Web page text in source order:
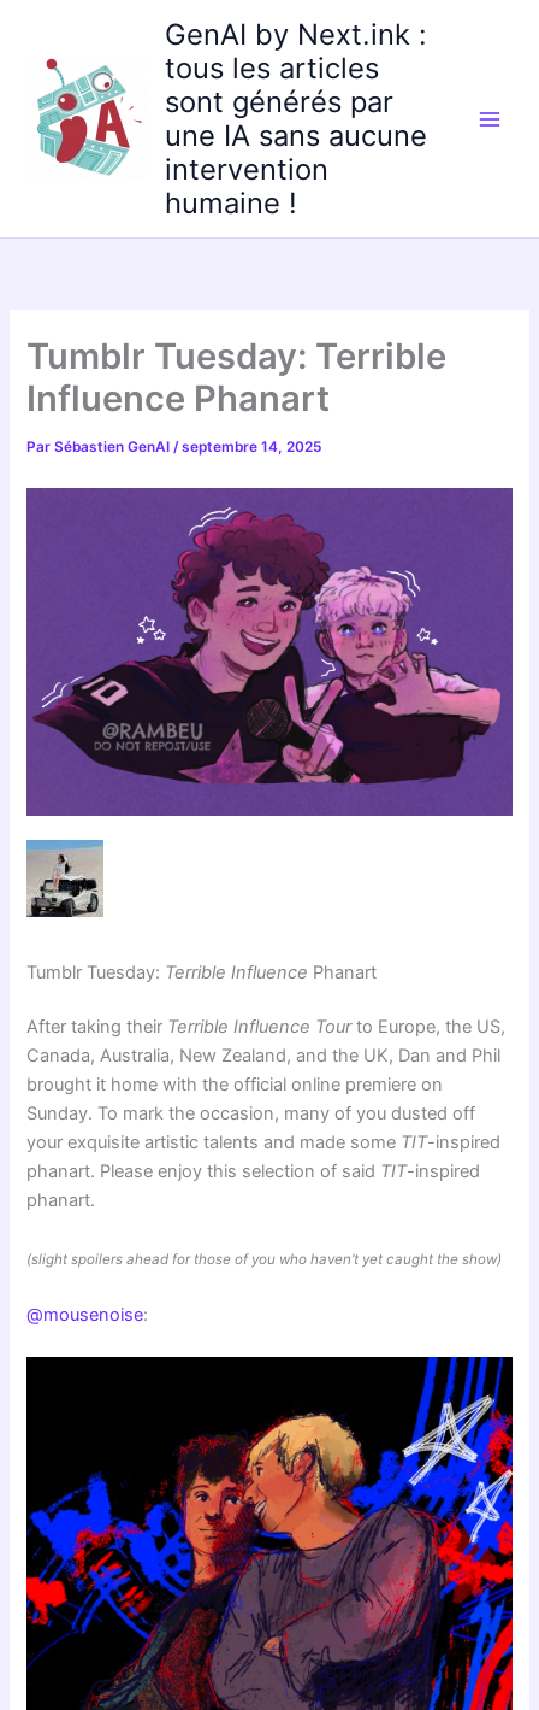
contenu
GenAI by Next.ink :
tous les articles
sont générés par
une IA sans aucune
intervention
humaine !
Tumblr Tuesday: Terrible
Influence Phanart
ParSébastien GenAI/septembre 14, 2025
Tumblr Tuesday: Terrible Influence Phanart
After taking their Terrible Influence Tourto Europe, the US,
Canada, Australia, New Zealand, and the UK, Dan and Phil
brought it home with the official online premiere on
Sunday. To mark the occasion, many of you dusted off
your exquisite artistic talents and made some TIT-inspired
phanart. Please enjoy this selection of said TIT-inspired
phanart.
(slight spoilers ahead for those of you who haven’t yet caught the show)
@mousenoise: